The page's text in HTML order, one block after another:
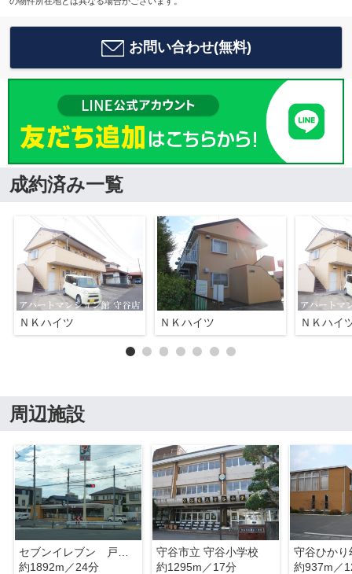
お問い合わせ(無料)
成約済み一覧
ＮＫハイツ ＮＫハイツ ＮＫハイ
周辺施設
約1892m／24分
守谷市立 守谷小学校
約1295m／17分
守谷ひかり
約937m／